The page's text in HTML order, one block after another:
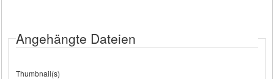
Angehängte Dateien
Thumbnail(s)